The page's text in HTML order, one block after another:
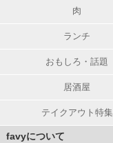
肉
ランチ
おもしろ・話題
居酒屋
テイクアウト特集
favyについて